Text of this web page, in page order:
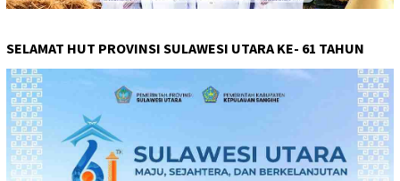
SELAMAT HUT PROVINSI SULAWESI UTARA KE- 61 TAHUN